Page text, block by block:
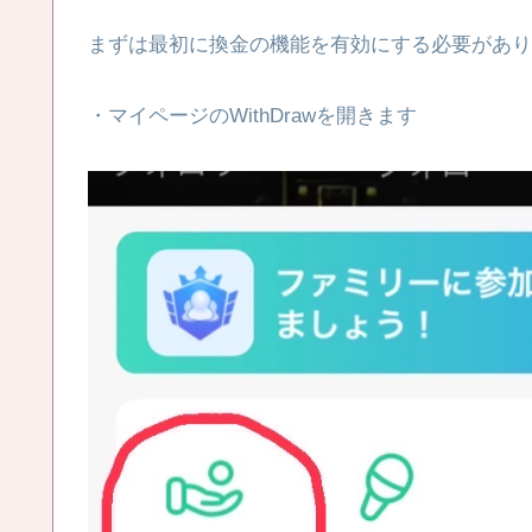
まずは最初に換金の機能を有効にする必要があ
・マイページのWithDrawを開きます